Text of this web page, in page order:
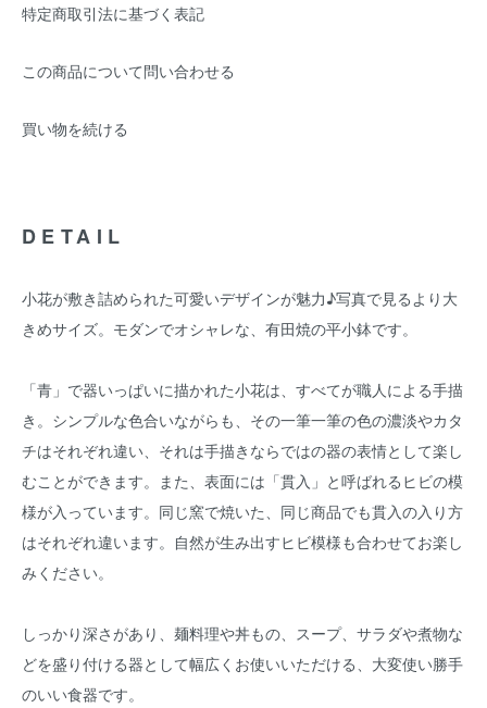
特定商取引法に基づく表記
この商品について問い合わせる
買い物を続ける
DETAIL
小花が敷き詰められた可愛いデザインが魅力♪写真で見るより大
きめサイズ。モダンでオシャレな、有田焼の平小鉢です。
「青」で器いっぱいに描かれた小花は、すべてが職人による手描
き。シンプルな色合いながらも、その一筆一筆の色の濃淡やカタ
チはそれぞれ違い、それは手描きならではの器の表情として楽し
むことができます。また、表面には「貫入」と呼ばれるヒビの模
様が入っています。同じ窯で焼いた、同じ商品でも貫入の入り方
はそれぞれ違います。自然が生み出すヒビ模様も合わせてお楽し
みください。
しっかり深さがあり、麺料理や丼もの、スープ、サラダや煮物な
どを盛り付ける器として幅広くお使いいただける、大変使い勝手
のいい食器です。